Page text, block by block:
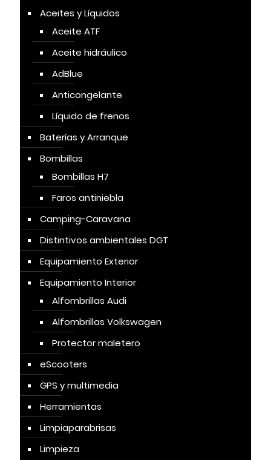
Aceites y Líquidos
Aceite ATF
Aceite hidráulico
AdBlue
Anticongelante
Líquido de frenos
Baterías y Arranque
Bombillas
Bombillas H7
Faros antiniebla
Camping-Caravana
Distintivos ambientales DGT
Equipamiento Exterior
Equipamiento Interior
Alfombrillas Audi
Alfombrillas Volkswagen
Protector maletero
eScooters
GPS y multimedia
Herramientas
Limpiaparabrisas
Limpieza